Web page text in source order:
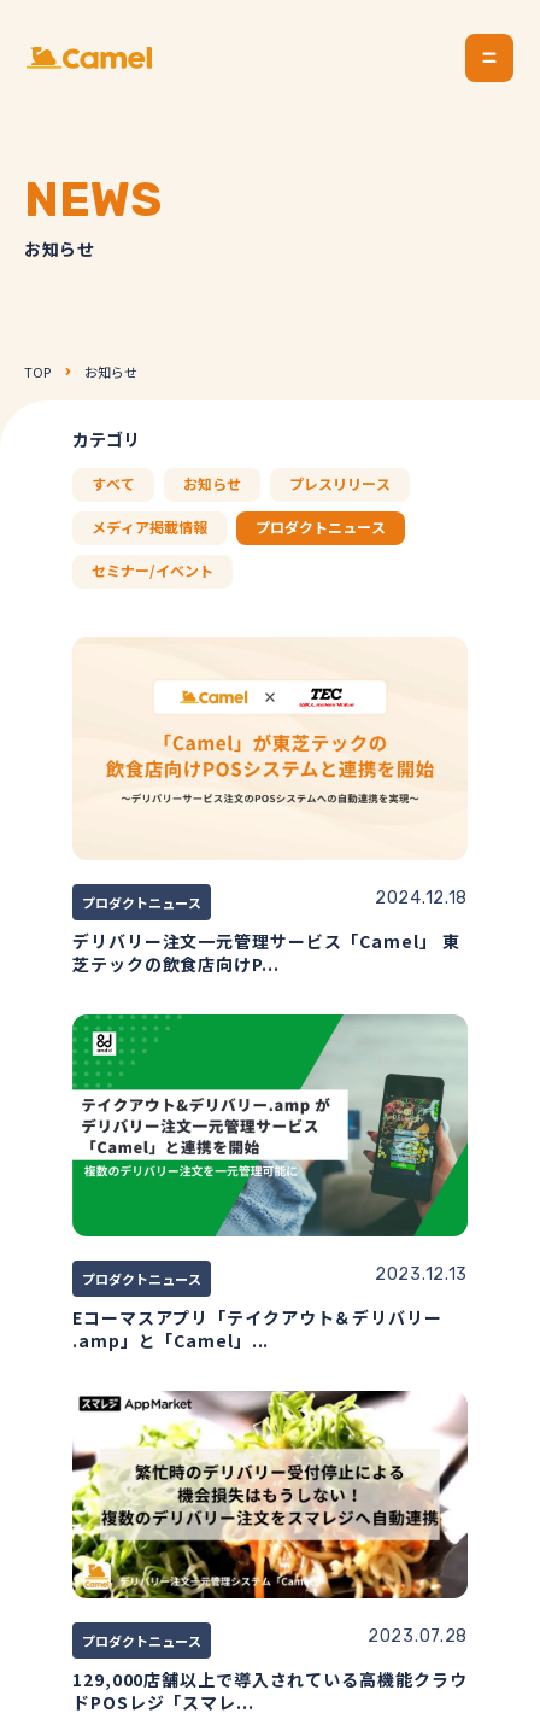
NEWS
お知らせ
TOP お知らせ
カテゴリ
すべて お知らせ プレスリリース
メディア掲載情報 プロダクトニュース
セミナー/イベント
プロダクトニュース 2024.12.18
デリバリー注文一元管理サービス「Camel」 東
芝テックの飲食店向けP...
プロダクトニュース 2023.12.13
Eコーマスアプリ「テイクアウト＆デリバリー
.amp」と「Camel」...
プロダクトニュース 2023.07.28
129,000店舗以上で導入されている高機能クラウ
ドPOSレジ「スマレ...